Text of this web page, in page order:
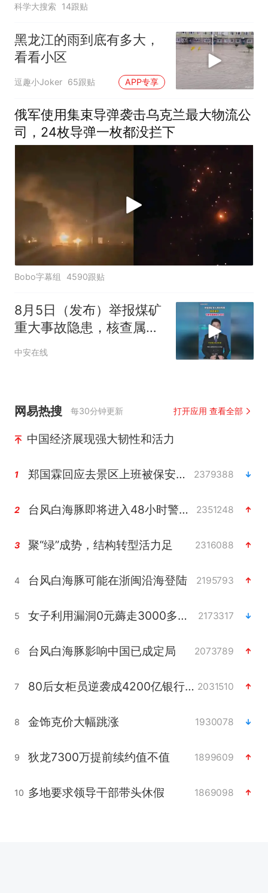
科学大搜索 14跟贴
黑龙江的雨到底有多大，
看看小区
逗趣小Joker 65跟贴 APP专享
俄军使用集束导弹袭击乌克兰最大物流公
司，24枚导弹一枚都没拦下
Bobo字幕组 4590跟贴
8月5日（发布）举报煤矿
重大事故隐患，核查属实
，宁夏奖励举报人30万。
中安在线
网易热搜 每30分钟更新 打开应用 查看全部
中国经济展现强大韧性和活力
1 郑国霖回应去景区上班被保安拦下 2379388
2 台风白海豚即将进入48小时警戒线 2351248
3 聚“绿”成势，结构转型活力足 2316088
4 台风白海豚可能在浙闽沿海登陆 2195793
5 女子利用漏洞0元薅走3000多件家电 2173317
6 台风白海豚影响中国已成定局 2073789
7 80后女柜员逆袭成4200亿银行副行长 2031510
8 金饰克价大幅跳涨 1930078
9 狄龙7300万提前续约值不值 1899609
10 多地要求领导干部带头休假 1869098